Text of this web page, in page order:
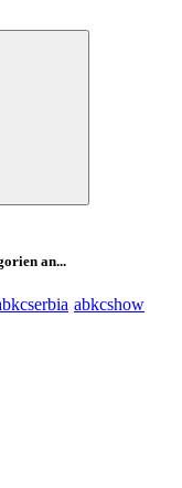
an...
abkcshow